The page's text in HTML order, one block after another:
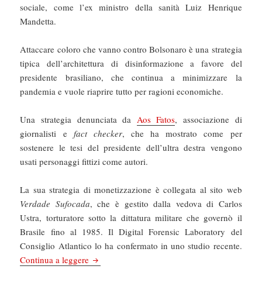
sociale, come l’ex ministro della sanità Luiz Henrique
Mandetta.
Attaccare coloro che vanno contro Bolsonaro è una strategia
tipica dell’architettura di disinformazione a favore del
presidente brasiliano, che continua a minimizzare la
pandemia e vuole riaprire tutto per ragioni economiche.
Una strategia denunciata da Aos Fatos, associazione di
giornalisti e fact checker, che ha mostrato come per
sostenere le tesi del presidente dell’ultra destra vengono
usati personaggi fittizi come autori.
La sua strategia di monetizzazione è collegata al sito web
Verdade Sufocada, che è gestito dalla vedova di Carlos
Ustra, torturatore sotto la dittatura militare che governò il
Brasile fino al 1985. Il Digital Forensic Laboratory del
Consiglio Atlantico lo ha confermato in uno studio recente.
Continua a leggere Il Manifesto: Coronavirus: troll, meme e bot,